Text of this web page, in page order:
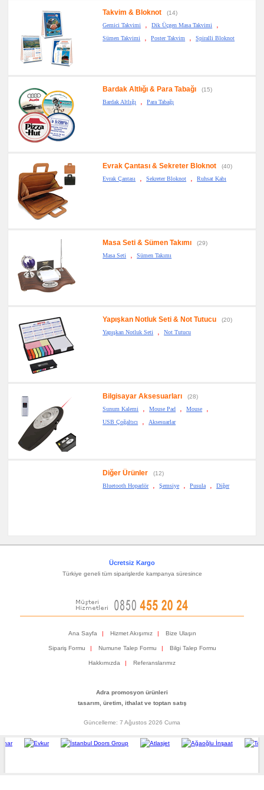
Takvim & Bloknot
(14)
Gemici Takvimi
, Dik Üçgen Masa Takvimi ,
Sümen Takvimi , Poster Takvim , Spiralli Bloknot
Bardak Altlığı & Para Tabağı
(15)
Bardak Altlığı
, Para Tabağı
Evrak Çantası & Sekreter Bloknot
(40)
Evrak Çantası
, Sekreter Bloknot , Ruhsat Kabı
Masa Seti & Sümen Takımı
(29)
Masa Seti
, Sümen Takımı
Yapışkan Notluk Seti & Not Tutucu
(20)
Yapışkan Notluk Seti
, Not Tutucu
Bilgisayar Aksesuarları
(28)
Sunum Kalemi
, Mouse Pad , Mouse ,
USB Çoğaltıcı , Aksesuarlar
Diğer Ürünler
(12)
Bluetooth Hoparlör
, Şemsiye , Pusula , Diğer
Ücretsiz Kargo
Türkiye geneli tüm siparişlerde kampanya süresince
Ana Sayfa | Hizmet Akışımız | Bize Ulaşın
Sipariş Formu | Numune Talep Formu | Bilgi Talep Formu
Hakkımızda | Referanslarımız
Adra promosyon ürünleri
tasarım, üretim, ithalat ve toptan satış
Güncelleme: 7 Ağustos 2026 Cuma